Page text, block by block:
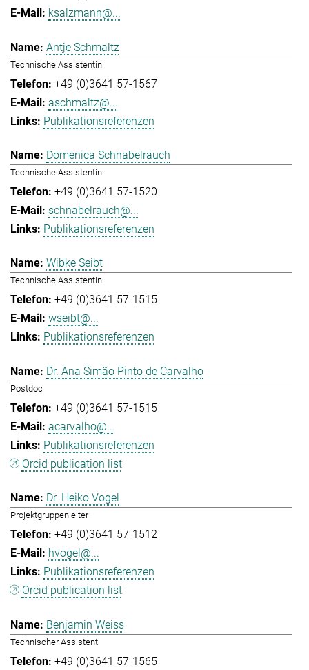
ksalzmann@...
Antje Schmaltz
Technische Assistentin
+49 (0)3641 57-1567
aschmaltz@...
Publikationsreferenzen
Domenica Schnabelrauch
Technische Assistentin
+49 (0)3641 57-1520
schnabelrauch@...
Publikationsreferenzen
Wibke Seibt
Technische Assistentin
+49 (0)3641 57-1515
wseibt@...
Publikationsreferenzen
Dr. Ana Simão Pinto de Carvalho
Postdoc
+49 (0)3641 57-1515
acarvalho@...
Publikationsreferenzen
Orcid publication list
Dr. Heiko Vogel
Projektgruppenleiter
+49 (0)3641 57-1512
hvogel@...
Publikationsreferenzen
Orcid publication list
Benjamin Weiss
Technischer Assistent
+49 (0)3641 57-1565